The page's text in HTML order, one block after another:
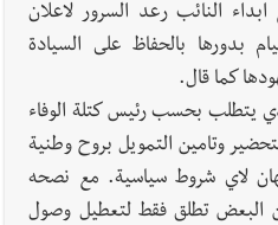
ابداء النائب رعد السرور لاعلان
بدورها بالحفاظ على السيادة
كما قال.
يتطلب بحسب رئيس كتلة الوفاء
وتامين التمويل بروح وطنية
لاي شروط سياسية. مع نصحه
البعض تطلق فقط لتعطيل وصول